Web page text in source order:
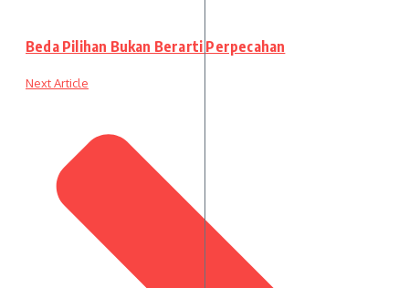
Beda Pilihan Bukan Berarti Perpecahan
Next Article